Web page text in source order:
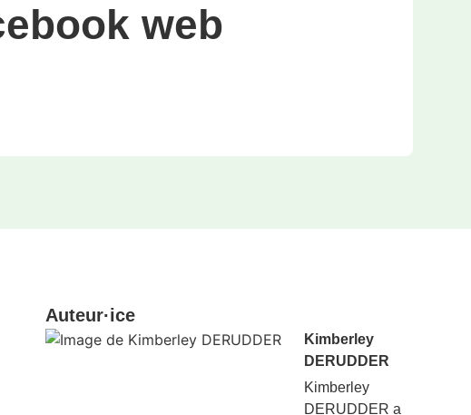
web
Auteur·ice
Kimberley
DERUDDER
Kimberley
DERUDDER a